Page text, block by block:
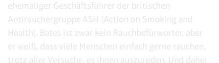
ehemaliger Geschäftsführer der britischen
Antirauchergruppe ASH (Action on Smoking and
Health). Bates ist zwar kein Rauchbefürworter, aber
er weiß, dass viele Menschen einfach gerne rauchen,
trotz aller Versuche, es ihnen auszureden. Und daher